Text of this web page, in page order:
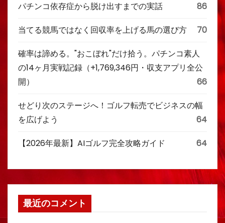
パチンコ依存症から脱け出すまでの実話 86
当てる競馬ではなく回収率を上げる馬の選び方 70
確率は諦める。"おこぼれ"だけ拾う。パチンコ素人
の14ヶ月実戦記録（+1,769,346円・収支アプリ全公
開）
66
せどり次のステージへ！ゴルフ転売でビジネスの幅
を広げよう
64
【2026年最新】AIゴルフ完全攻略ガイド 64
最近のコメント